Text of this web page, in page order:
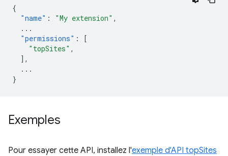
{
"name" : "My extension" ,
...
"permissions" :
[
"topSites" ,
],
...
}
Exemples
Pour essayer cette API, installez l'exemple d'API topSites